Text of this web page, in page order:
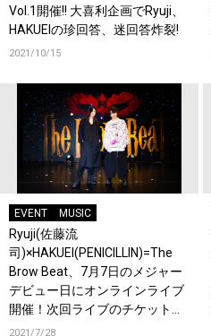
Vol.1開催!! 大喜利企画でRyuji、
HAKUEIの珍回答、迷回答炸裂!
2021/10/15
EVENT MUSIC
Ryuji(佐藤流
司)×HAKUEI(PENICILLIN)=The
Brow Beat、7月7日のメジャー
デビュー日にオンラインライブ
開催！次回ライブのチケット先
行販売決定!!
2021/7/28